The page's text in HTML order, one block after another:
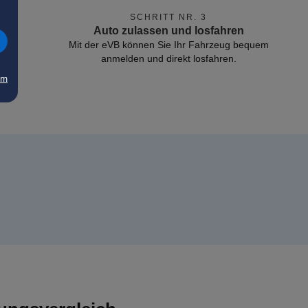
SCHRITT NR. 3
Auto zulassen und losfahren
Mit der eVB können Sie Ihr Fahrzeug bequem
anmelden und direkt losfahren.